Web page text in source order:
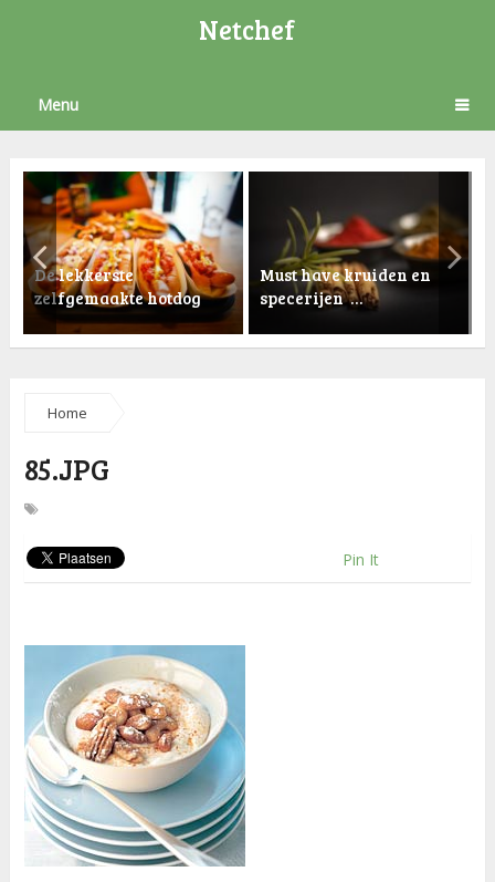
Netchef
Menu
De lekkerste
zelfgemaakte hotdog
Must have kruiden en
specerijen …
Home
85.JPG
Pin It